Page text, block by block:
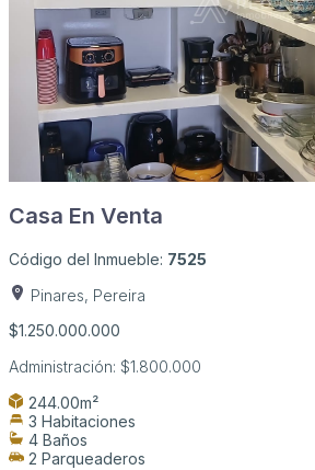
Casa En Venta
Código del Inmueble: 7525
Pinares, Pereira
$1.250.000.000
Administración: $1.800.000
244.00m²
3 Habitaciones
4 Baños
2 Parqueaderos